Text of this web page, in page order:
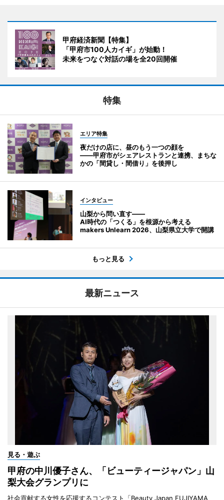
甲府経済新聞【特集】
「甲府市100人カイギ」が始動！
未来をつなぐ対話の場を全20回開催
特集
エリア特集
夜だけの店に、昼のもう一つの顔を
――甲府市がシェアレストランと連携、まちな
かの「間貸し・間借り」を後押し
インタビュー
山梨から問い直す――
AI時代の「つくる」を根源から考える
makers Unlearn 2026、山梨県立大学で開講
もっと見る
最新ニュース
見る・遊ぶ
甲府の中川優子さん、「ビューティージャパン」山
梨大会グランプリに
社会貢献する女性を応援するコンテスト「Beauty Japan FUJIYAMA